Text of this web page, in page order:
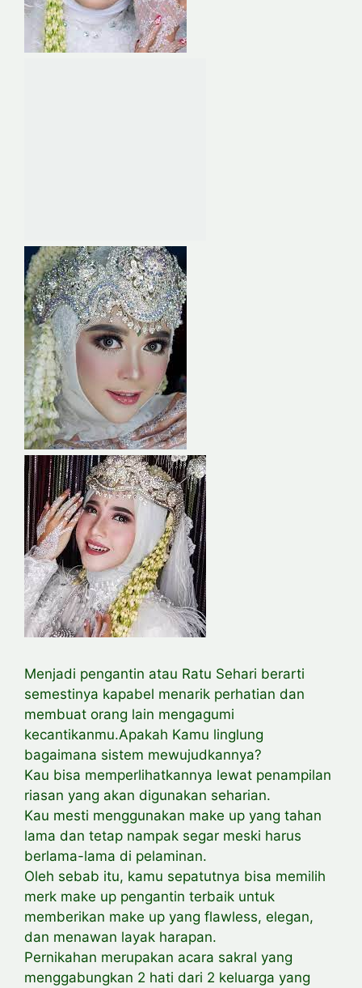
Menjadi pengantin atau Ratu Sehari berarti
semestinya kapabel menarik perhatian dan
membuat orang lain mengagumi
kecantikanmu.Apakah Kamu linglung
bagaimana sistem mewujudkannya?
Kau bisa memperlihatkannya lewat penampilan
riasan yang akan digunakan seharian.
Kau mesti menggunakan make up yang tahan
lama dan tetap nampak segar meski harus
berlama-lama di pelaminan.
Oleh sebab itu, kamu sepatutnya bisa memilih
merk make up pengantin terbaik untuk
memberikan make up yang flawless, elegan,
dan menawan layak harapan.
Pernikahan merupakan acara sakral yang
menggabungkan 2 hati dari 2 keluarga yang